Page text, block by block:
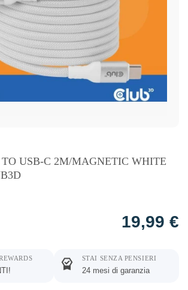
USB-C 2M/MAGNETIC WHITE
19,99 €
STAI SENZA PENSIERI
24 mesi di garanzia